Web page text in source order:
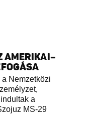
AMERIKAI–
Nemzetközi
a
MS-29